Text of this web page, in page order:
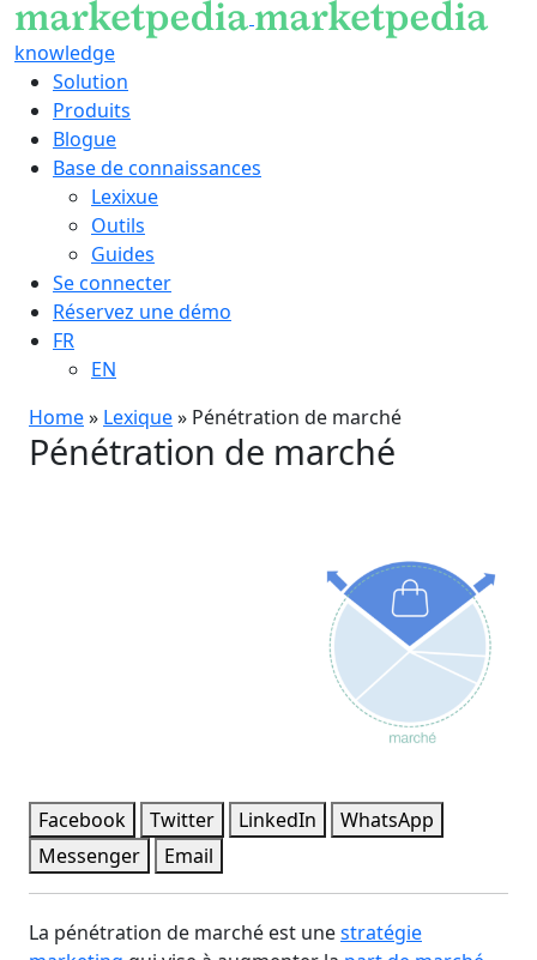
knowledge
Solution
Produits
Blogue
Base de connaissances
Lexixue
Outils
Guides
Se connecter
Réservez une démo
FR
EN
Home» Lexique» Pénétration de marché
Pénétration de marché
Facebook Twitter LinkedIn
WhatsApp
Messenger
Email
La pénétration de marché est unestratégie